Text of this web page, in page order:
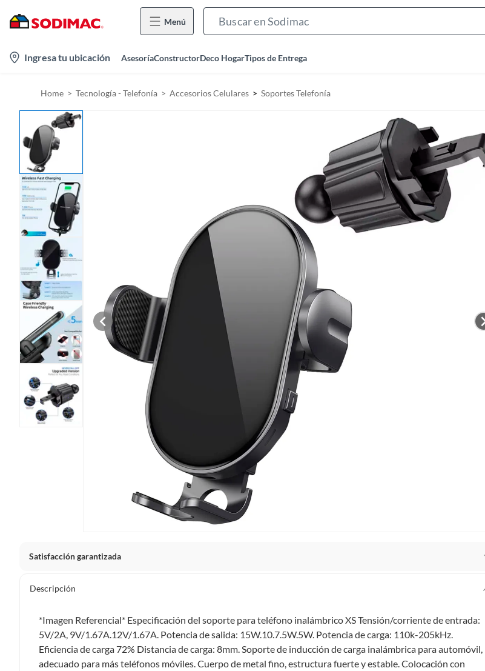
Menú
a
r
Ingresa tu ubicación AsesoríaConstructorDeco HogarTipos de Entrega
Home Tecnología - Telefonía Accesorios Celulares Soportes Telefonía
Satisfacción garantizada
Debe estar en perfecto estado, con todas sus etiquetas, sellos intactos y sin uso, tal como te lo entregamos. Ten
Productos que, por su naturaleza, no puedan ser devueltos, puedan deteriorarse o caducar con rapidez.
Confeccionados a la medida.
De uso personal.
Descripción
*Imagen Referencial* Especificación del soporte para teléfono inalámbrico XS Tensión/corriente de entrada:
5V/2A, 9V/1.67A.12V/1.67A. Potencia de salida: 15W.10.7.5W.5W. Potencia de carga: 110k-205kHz.
Eficiencia de carga 72% Distancia de carga: 8mm. Soporte de inducción de carga inalámbrica para automóvil,
adecuado para más teléfonos móviles. Cuerpo de metal fino, estructura fuerte y estable. Colocación con